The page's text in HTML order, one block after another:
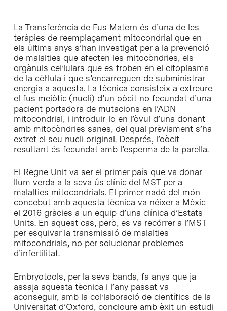
La Transferència de Fus Matern és d’una de les
teràpies de reemplaçament mitocondrial que en
els últims anys s’han investigat per a la prevenció
de malalties que afecten les mitocòndries, els
orgànuls cel·lulars que es troben en el citoplasma
de la cèl·lula i que s’encarreguen de subministrar
energia a aquesta. La tècnica consisteix a extreure
el fus meiòtic (nucli) d’un oòcit no fecundat d’una
pacient portadora de mutacions en l’ADN
mitocondrial, i introduir-lo en l’òvul d’una donant
amb mitocòndries sanes, del qual prèviament s’ha
extret el seu nucli original. Després, l’oòcit
resultant és fecundat amb l’esperma de la parella.
El Regne Unit va ser el primer país que va donar
llum verda a la seva ús clínic del MST per a
malalties mitocondrials. El primer nadó del món
concebut amb aquesta tècnica va néixer a Mèxic
el 2016 gràcies a un equip d’una clínica d’Estats
Units. En aquest cas, però, es va recórrer a l’MST
per esquivar la transmissió de malalties
mitocondrials, no per solucionar problemes
d’infertilitat.
Embryotools, per la seva banda, fa anys que ja
assaja aquesta tècnica i l’any passat va
aconseguir, amb la col·laboració de científics de la
Universitat d’Oxford, concloure amb èxit un estudi